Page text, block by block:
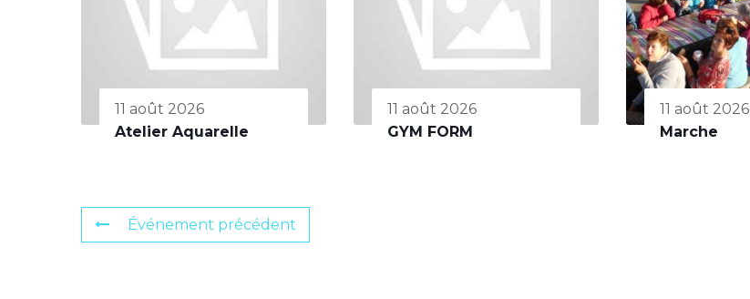
11 août 2026
Atelier Aquarelle
11 août 2026
GYM FORM
11 août 2026
Marche
Événement précédent